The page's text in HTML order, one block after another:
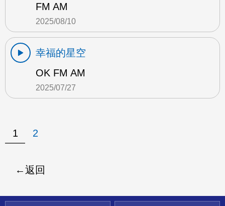
FM AM
2025/08/10
幸福的星空
OK FM AM
2025/07/27
1 2
返回